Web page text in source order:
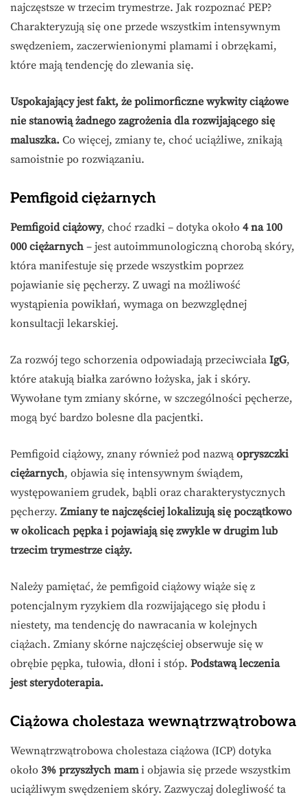
najczęstsze w trzecim trymestrze. Jak rozpoznać PEP?
Charakteryzują się one przede wszystkim intensywnym
swędzeniem, zaczerwienionymi plamami i obrzękami,
które mają tendencję do zlewania się.
Uspokajający jest fakt, że polimorficzne wykwity ciążowe
nie stanowią żadnego zagrożenia dla rozwijającego się
maluszka. Co więcej, zmiany te, choć uciążliwe, znikają
samoistnie po rozwiązaniu.
Pemfigoid ciężarnych
Pemfigoid ciążowy, choć rzadki – dotyka około 4 na 100
000 ciężarnych – jest autoimmunologiczną chorobą skóry,
która manifestuje się przede wszystkim poprzez
pojawianie się pęcherzy. Z uwagi na możliwość
wystąpienia powikłań, wymaga on bezwzględnej
konsultacji lekarskiej.
Za rozwój tego schorzenia odpowiadają przeciwciała IgG,
które atakują białka zarówno łożyska, jak i skóry.
Wywołane tym zmiany skórne, w szczególności pęcherze,
mogą być bardzo bolesne dla pacjentki.
Pemfigoid ciążowy, znany również pod nazwą opryszczki
ciężarnych, objawia się intensywnym świądem,
występowaniem grudek, bąbli oraz charakterystycznych
pęcherzy. Zmiany te najczęściej lokalizują się początkowo
w okolicach pępka i pojawiają się zwykle w drugim lub
trzecim trymestrze ciąży.
Należy pamiętać, że pemfigoid ciążowy wiąże się z
potencjalnym ryzykiem dla rozwijającego się płodu i
niestety, ma tendencję do nawracania w kolejnych
ciążach. Zmiany skórne najczęściej obserwuje się w
obrębie pępka, tułowia, dłoni i stóp. Podstawą leczenia
jest sterydoterapia.
Ciążowa cholestaza wewnątrzwątrobowa
Wewnątrzwątrobowa cholestaza ciążowa (ICP) dotyka
około 3% przyszłych mami objawia się przede wszystkim
uciążliwym swędzeniem skóry. Zazwyczaj dolegliwość ta